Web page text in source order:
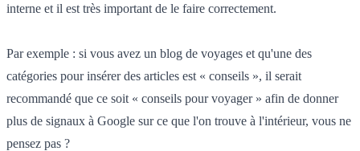
interne et il est très important de le faire correctement.
Par exemple : si vous avez un blog de voyages et qu'une des
catégories pour insérer des articles est « conseils », il serait
recommandé que ce soit « conseils pour voyager » afin de donner
plus de signaux à Google sur ce que l'on trouve à l'intérieur, vous ne
pensez pas ?